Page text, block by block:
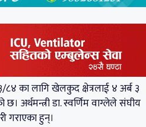
का लागि खेलकुद क्षेत्रलाई ४ अर्ब ३
अर्थमन्त्री डा. स्वर्णिम वाग्लेले संघीय
गराएका हुन्।